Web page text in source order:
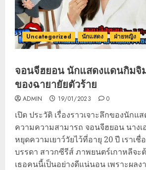
Uncategorized นักแสดง ฝ่ายหญิง
จอนจีฮยอน นักแสดงแดนกิมจิ
ของฉายายัยตัวร้าย
ADMIN 19/01/2023 0
เปิด ประวัติ เรื่องราวเจาะลึกของนักแ
ความความสามารถ จอนจีฮยอน นางเ
หยุดความเยาว์วัยไว้ที่อายุ 20 ปี เราเชื่
บรรดา สาวกซีรีส์ ภาพยนตร์เกาหลีจ
เธอคนนี้เป็นอย่างดีแน่นอน เพราะผลง